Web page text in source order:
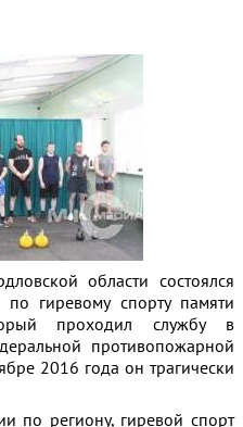
области состоялся
гиревому спорту памяти
проходил службу в
противопожарной
2016 года он трагически
по региону, гиревой спорт